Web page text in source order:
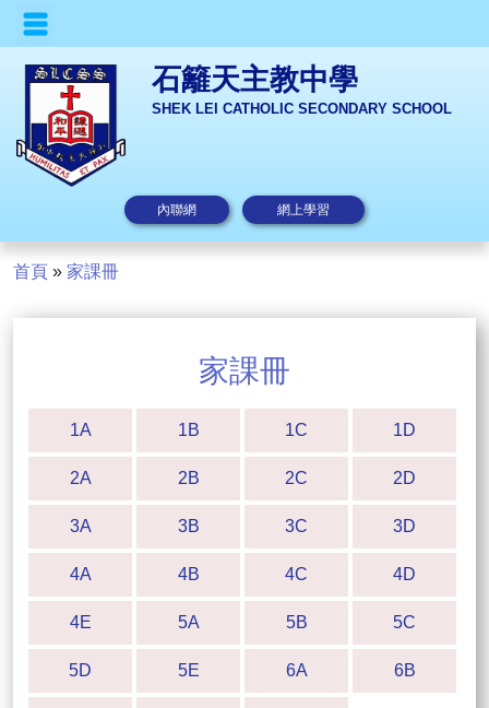
石籬天主教中學
SHEK LEI CATHOLIC SECONDARY SCHOOL
內聯網 網上學習
首頁 » 家課冊
家課冊
1A 1B 1C 1D
2A 2B 2C 2D
3A 3B 3C 3D
4A 4B 4C 4D
4E 5A 5B 5C
5D 5E 6A 6B